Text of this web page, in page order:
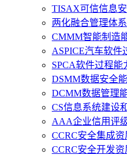
TISAX可信信息
两化融合管理体系
CMMM智能制造
ASPICE汽车软件
SPCA软件过程能
DSMM数据安全
DCMM数据管理
CS信息系统建设
AAA企业信用评
CCRC安全集成资
CCRC安全开发资